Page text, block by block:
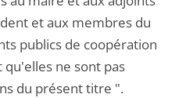
et aux membres du
publics de coopération
ne sont pas
du présent titre ".